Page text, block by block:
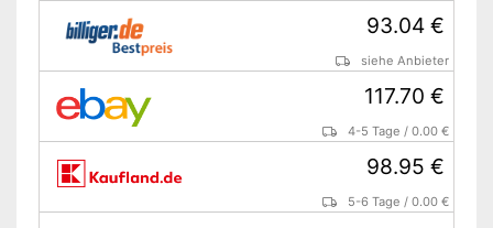
93.04 €
siehe Anbieter
117.70 €
4-5 Tage /0.00 €
98.95 €
5-6 Tage /0.00 €